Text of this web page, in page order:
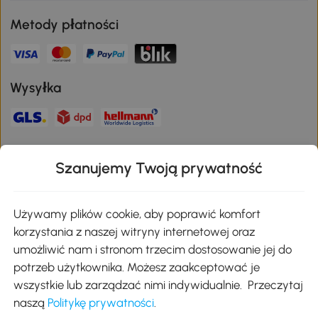
Metody płatności
Wysyłka
Pobierz aplikację Aosom
Google Play
Szanujemy Twoją prywatność
Używamy plików cookie, aby poprawić komfort
korzystania z naszej witryny internetowej oraz
umożliwić nam i stronom trzecim dostosowanie jej do
potrzeb użytkownika. Możesz zaakceptować je
wszystkie lub zarządzać nimi indywidualnie. Przeczytaj
naszą Politykę prywatności.